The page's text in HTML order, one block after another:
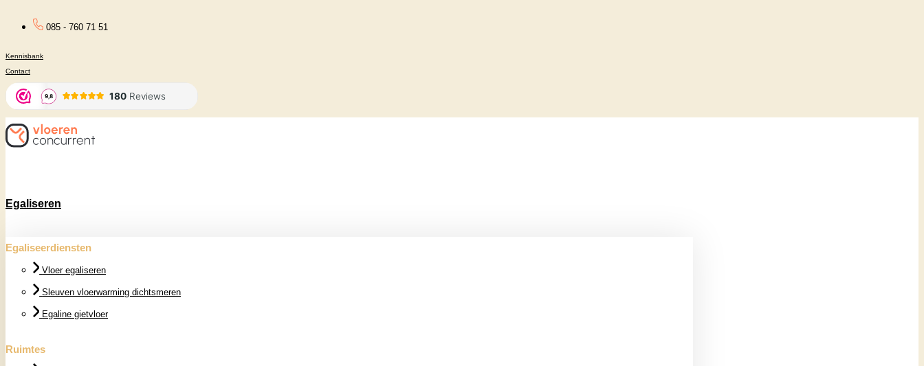
de
inhoud
085 - 760 71 51
Kennisbank
Contact
Egaliseren
Egaliseerdiensten
Vloer egaliseren
Sleuven vloerwarming dichtsmeren
Egaline gietvloer
Ruimtes